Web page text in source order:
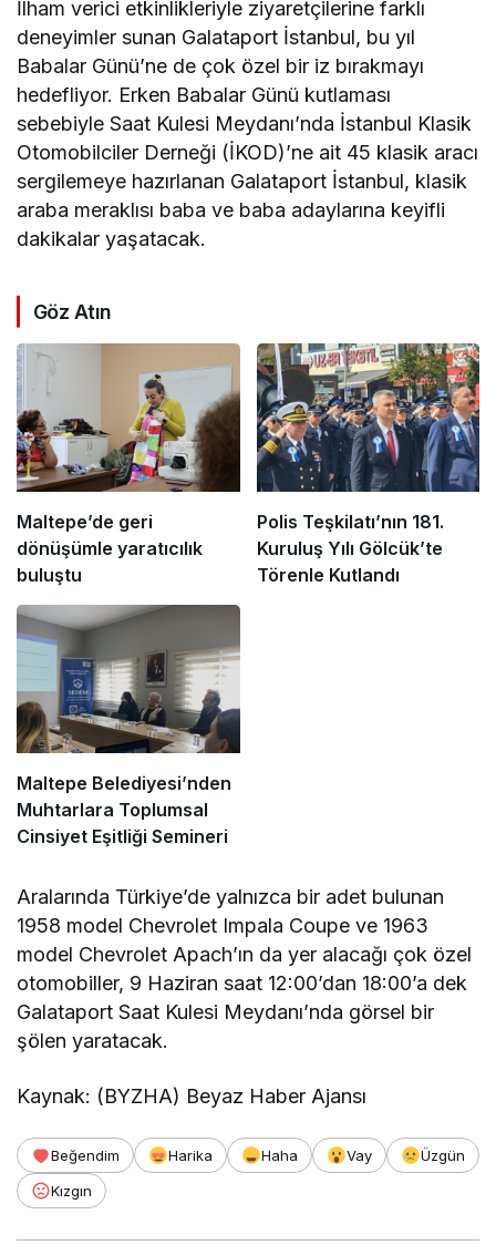
İlham verici etkinlikleriyle ziyaretçilerine farklı
deneyimler sunan Galataport İstanbul, bu yıl
Babalar Günü’ne de çok özel bir iz bırakmayı
hedefliyor. Erken Babalar Günü kutlaması
sebebiyle Saat Kulesi Meydanı’nda İstanbul Klasik
Otomobilciler Derneği (İKOD)’ne ait 45 klasik aracı
sergilemeye hazırlanan Galataport İstanbul, klasik
araba meraklısı baba ve baba adaylarına keyifli
dakikalar yaşatacak.
Göz Atın
Maltepe’de geri
dönüşümle yaratıcılık
buluştu
Polis Teşkilatı’nın 181.
Kuruluş Yılı Gölcük’te
Törenle Kutlandı
Maltepe Belediyesi’nden
Muhtarlara Toplumsal
Cinsiyet Eşitliği Semineri
Aralarında Türkiye’de yalnızca bir adet bulunan
1958 model Chevrolet Impala Coupe ve 1963
model Chevrolet Apach’ın da yer alacağı çok özel
otomobiller, 9 Haziran saat 12:00’dan 18:00’a dek
Galataport Saat Kulesi Meydanı’nda görsel bir
şölen yaratacak.
Kaynak: (BYZHA) Beyaz Haber Ajansı
Beğendim Harika Haha Vay
Üzgün
Kızgın